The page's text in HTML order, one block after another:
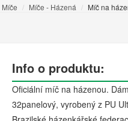
Míče Míče - Házená Míč na
Info o produktu:
Oficiální míč na házenou.
32panelový, vyrobený z PU